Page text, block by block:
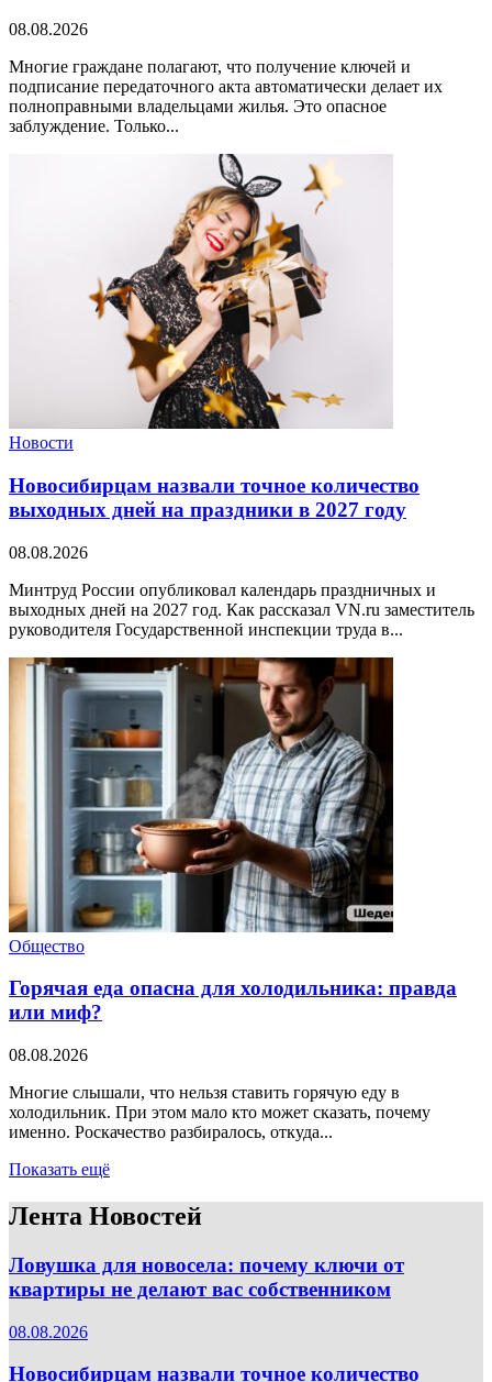
08.08.2026
Многие граждане полагают, что получение ключей и
подписание передаточного акта автоматически делает их
полноправными владельцами жилья. Это опасное
заблуждение. Только...
Новости
Новосибирцам назвали точное количество
выходных дней на праздники в 2027 году
08.08.2026
Минтруд России опубликовал календарь праздничных и
выходных дней на 2027 год. Как рассказал VN.ru заместитель
руководителя Государственной инспекции труда в...
Общество
Горячая еда опасна для холодильника: правда
или миф?
08.08.2026
Многие слышали, что нельзя ставить горячую еду в
холодильник. При этом мало кто может сказать, почему
именно. Роскачество разбиралось, откуда...
Показать ещё
Лента Новостей
Ловушка для новосела: почему ключи от
квартиры не делают вас собственником
08.08.2026
Новосибирцам назвали точное количество